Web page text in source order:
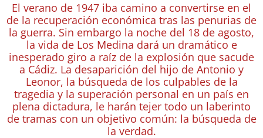
El verano de 1947 iba camino a convertirse en el
de la recuperación económica tras las penurias de
la guerra. Sin embargo la noche del 18 de agosto,
la vida de Los Medina dará un dramático e
inesperado giro a raíz de la explosión que sacude
a Cádiz. La desaparición del hijo de Antonio y
Leonor, la búsqueda de los culpables de la
tragedia y la superación personal en un país en
plena dictadura, le harán tejer todo un laberinto
de tramas con un objetivo común: la búsqueda de
la verdad.